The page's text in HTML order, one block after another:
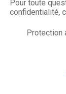
Pour toute
confidentialité,
Protection